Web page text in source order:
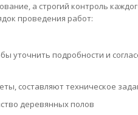
а строгий контроль
проведения работ:
уточнить подробности и
составляют техническое
деревянных полов